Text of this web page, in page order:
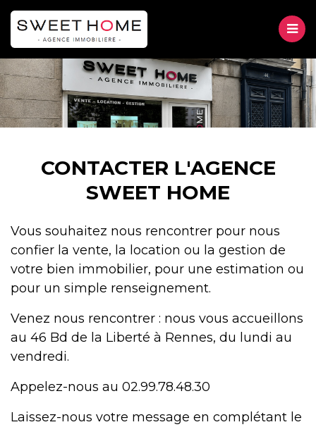
ContactCONTACTER L'AGENCE
SWEET HOME
Vous souhaitez nous rencontrer pour nous
confier la vente, la location ou la gestion de
votre bien immobilier, pour une estimation ou
pour un simple renseignement.
Venez nous rencontrer : nous vous accueillons
au 46 Bd de la Liberté à Rennes, du lundi au
vendredi.
Appelez-nous au 02.99.78.48.30
Laissez-nous votre message en complétant le
VENTE
LOCATION
GESTION
CONTACT